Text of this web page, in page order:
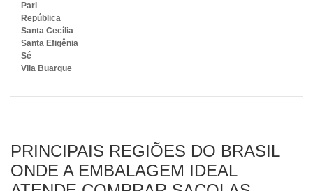
Pari
República
Santa Cecília
Santa Efigênia
Sé
Vila Buarque
PRINCIPAIS REGIÕES DO BRASIL
ONDE A EMBALAGEM IDEAL